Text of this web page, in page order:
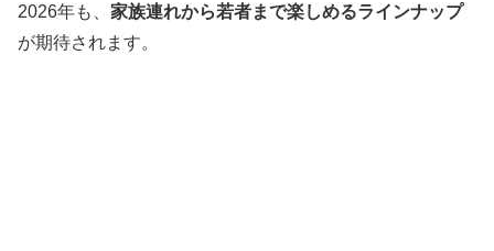
2026年も、 家族連れから若者まで楽しめるラインナップ
が期待されます。